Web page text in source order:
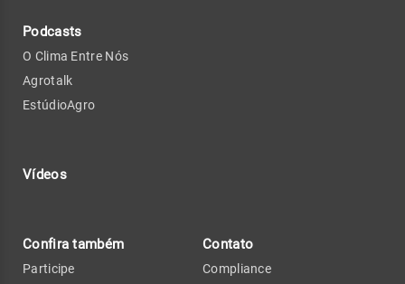
Podcasts
O Clima Entre Nós
Agrotalk
EstúdioAgro
Vídeos
Confira também
Participe
Contato
Compliance